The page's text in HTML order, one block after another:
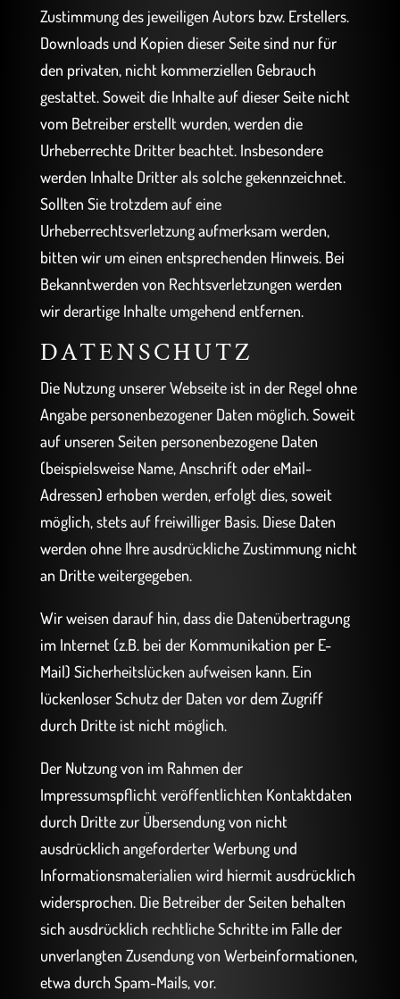
Zustimmung des jeweiligen Autors bzw. Erstellers.
Downloads und Kopien dieser Seite sind nur für
den privaten, nicht kommerziellen Gebrauch
gestattet. Soweit die Inhalte auf dieser Seite nicht
vom Betreiber erstellt wurden, werden die
Urheberrechte Dritter beachtet. Insbesondere
werden Inhalte Dritter als solche gekennzeichnet.
Sollten Sie trotzdem auf eine
Urheberrechtsverletzung aufmerksam werden,
bitten wir um einen entsprechenden Hinweis. Bei
Bekanntwerden von Rechtsverletzungen werden
wir derartige Inhalte umgehend entfernen.
DATENSCHUTZ
Die Nutzung unserer Webseite ist in der Regel ohne
Angabe personenbezogener Daten möglich. Soweit
auf unseren Seiten personenbezogene Daten
(beispielsweise Name, Anschrift oder eMail-
Adressen) erhoben werden, erfolgt dies, soweit
möglich, stets auf freiwilliger Basis. Diese Daten
werden ohne Ihre ausdrückliche Zustimmung nicht
an Dritte weitergegeben.
Wir weisen darauf hin, dass die Datenübertragung
im Internet (z.B. bei der Kommunikation per E-
Mail) Sicherheitslücken aufweisen kann. Ein
lückenloser Schutz der Daten vor dem Zugriff
durch Dritte ist nicht möglich.
Der Nutzung von im Rahmen der
Impressumspflicht veröffentlichten Kontaktdaten
durch Dritte zur Übersendung von nicht
ausdrücklich angeforderter Werbung und
Informationsmaterialien wird hiermit ausdrücklich
widersprochen. Die Betreiber der Seiten behalten
sich ausdrücklich rechtliche Schritte im Falle der
unverlangten Zusendung von Werbeinformationen,
etwa durch Spam-Mails, vor.